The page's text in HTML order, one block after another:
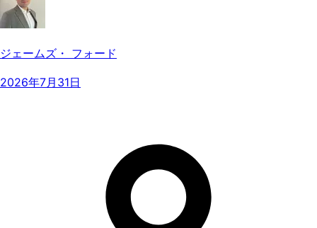
ジェームズ・ フォード
2026年7月31日